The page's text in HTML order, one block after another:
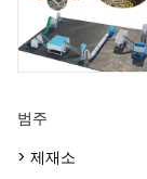
범주
> 제재소